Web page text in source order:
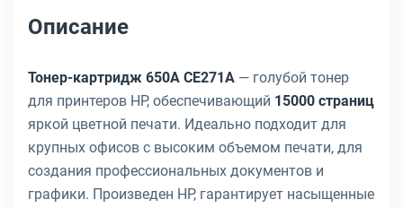
Описание
Тонер-картридж 650A CE271A — голубой тонер
для принтеров HP, обеспечивающий 15000 страниц
яркой цветной печати. Идеально подходит для
крупных офисов с высоким объемом печати, для
создания профессиональных документов и
графики. Произведен HP, гарантирует насыщенные